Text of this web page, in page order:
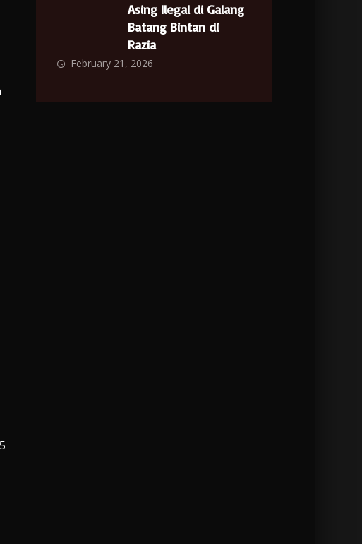
Asing Ilegal di Galang
Batang Bintan di
Razia
February 21, 2026